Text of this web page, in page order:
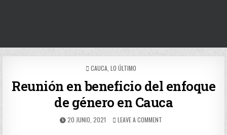
POSTED
CAUCA LO ÚLTIMO
Reunión en beneficio del enfoque
de género en Cauca
PUBLISHED
20 JUNIO, 2021 LEAVE A COMMENT